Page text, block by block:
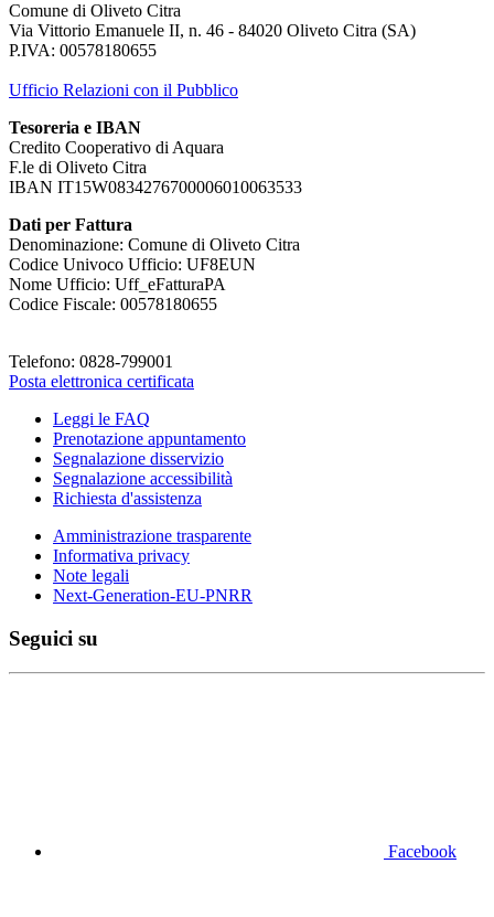
Comune di Oliveto Citra
Via Vittorio Emanuele II, n. 46 - 84020 Oliveto Citra (SA)
P.IVA: 00578180655
Ufficio Relazioni con il Pubblico
Tesoreria e IBAN
Credito Cooperativo di Aquara
F.le di Oliveto Citra
IBAN IT15W0834276700006010063533
Dati per Fattura
Denominazione: Comune di Oliveto Citra
Codice Univoco Ufficio: UF8EUN
Nome Ufficio: Uff_eFatturaPA
Codice Fiscale: 00578180655
Telefono: 0828-799001
Posta elettronica certificata
Leggi le FAQ
Prenotazione appuntamento
Segnalazione disservizio
Segnalazione accessibilità
Richiesta d'assistenza
Amministrazione trasparente
Informativa privacy
Note legali
Next-Generation-EU-PNRR
Seguici su
Facebook